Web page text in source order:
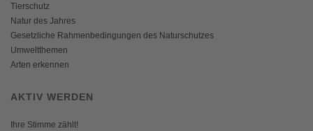
Tierschutz
Natur des Jahres
Gesetzliche Rahmenbedingungen des Naturschutzes
Umweltthemen
Arten erkennen
AKTIV WERDEN
Ihre Stimme zählt!